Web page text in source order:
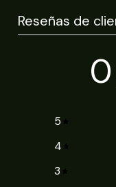
Reseñas de
0
5
4
3